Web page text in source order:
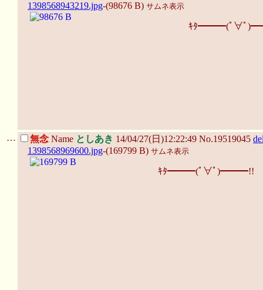
1398568943219.jpg-(98676 B) サムネ表示
ｷﾀ━━━(ﾟ∀ﾟ
… 無念 Name としあき 14/04/27(日)12:22:49 No.19519045
1398568969600.jpg-(169799 B) サムネ表示
ｷﾀ━━━(ﾟ∀ﾟ)━━━!!